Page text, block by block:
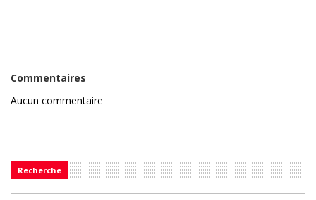
Commentaires
Aucun commentaire
Recherche